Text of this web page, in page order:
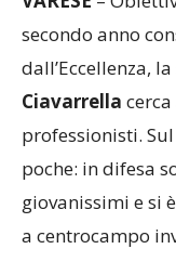
VARESE –
secondo anno
dall’Eccellenza,
Ciavarrellacerca
professionisti. Sul
poche: in difesa
giovanissimi e si